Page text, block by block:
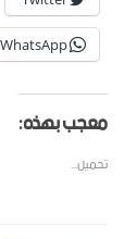
WhatsApp
معجب بهذه:
تحميل...